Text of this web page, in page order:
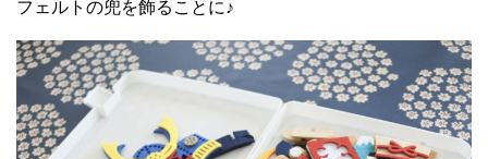
フェルトの兜を飾ることに♪